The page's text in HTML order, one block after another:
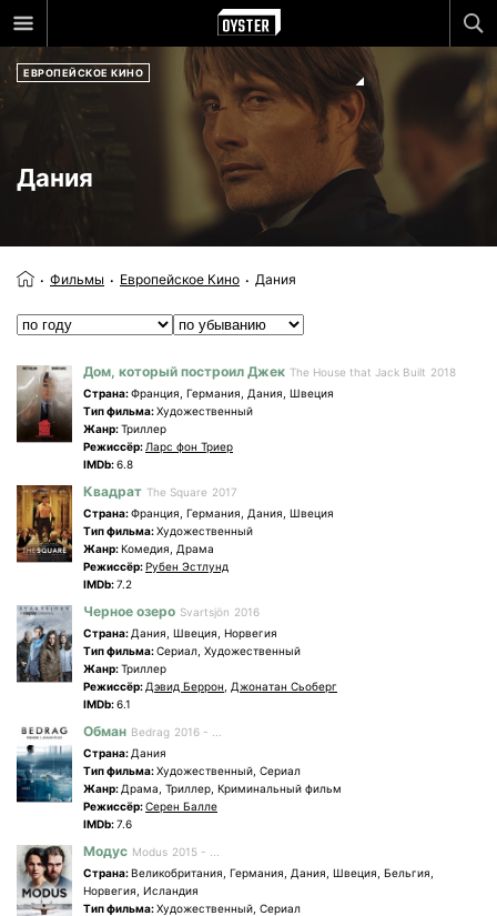
ЕВРОПЕЙСКОЕ КИНО
Дания
Фильмы Европейское Кино Дания
Дом, который построил Джек The House that Jack Built 2018
Страна:Франция, Германия, Дания, Швеция
Tип фильма:Художественный
Жанр:Триллер
Режиссёр: Ларс фон Триер
IMDb:6.8
Квадрат The Square 2017
Страна:Франция, Германия, Дания, Швеция
Tип фильма:Художественный
Жанр:Комедия, Драма
Режиссёр:Рубен Эстлунд
IMDb:7.2
Черное озеро Svartsjön 2016
Страна: Дания, Швеция, Норвегия
Tип фильма:Сериал, Художественный
Жанр:Триллер
Режиссёр: Дэвид Беррон
Джонатан Сьоберг
IMDb:6.1
Обман Bedrag 2016 - ...
Страна: Дания
Tип фильма:Художественный, Сериал
Жанр: Драма, Триллер, Криминальный фильм
Режиссёр:Серен Балле
IMDb:7.6
Модус Modus 2015 - ...
Страна:Великобритания, Германия, Дания, Швеция, Бельгия,
Норвегия, Исландия
Tип фильма:Художественный, Сериал